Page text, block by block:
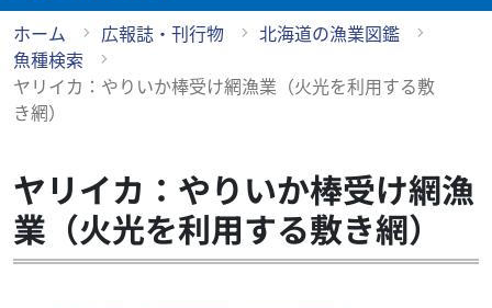
ホーム 広報誌・刊行物
北海道の漁業図鑑
魚種検索
ヤリイカ：やりいか棒受け網漁業（火光を利用する敷
き網）
ヤリイカ：やりいか棒受け網漁
業（火光を利用する敷き網）